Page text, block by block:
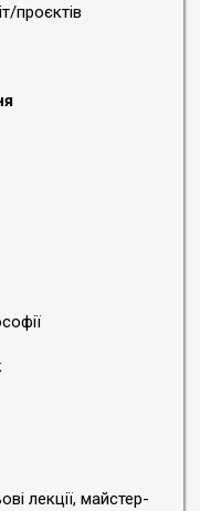
проєктів
лекції, майстер-